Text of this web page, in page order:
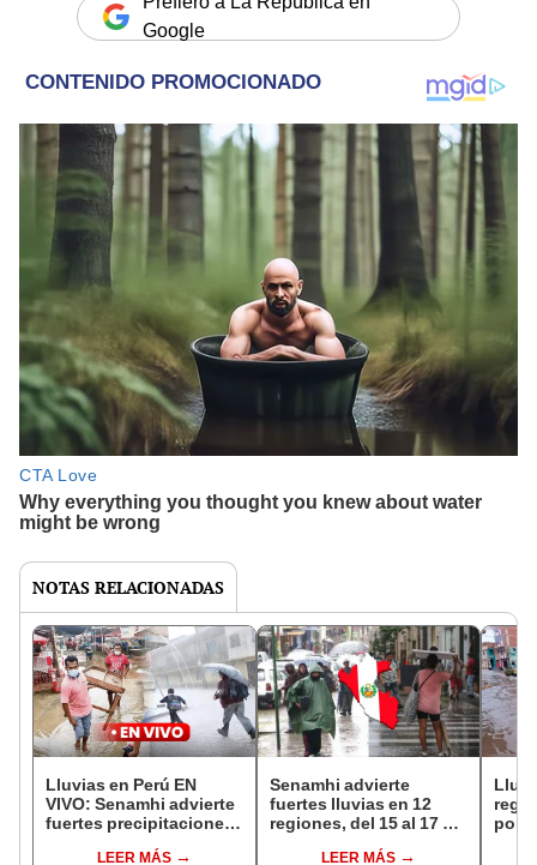
Google
NOTAS RELACIONADAS
Lluvias en Perú EN
VIVO: Senamhi advierte
fuertes precipitaciones
LEER MÁS
Senamhi advierte
fuertes lluvias en 12
regiones, del 15 al 17 de
LEER MÁS
por